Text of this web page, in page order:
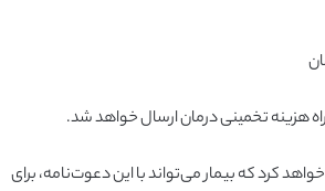
هزینه تخمینی درمان ارسال خواهد شد.
کرد که بیمار می‌تواند با این دعوت‌نامه، برای